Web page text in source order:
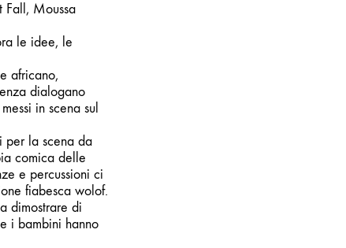
Fall, Moussa
le idee, le
africano,
dialogano
in scena sul
per la scena da
comica delle
e percussioni ci
fiabesca wolof.
dimostrare di
i bambini hanno